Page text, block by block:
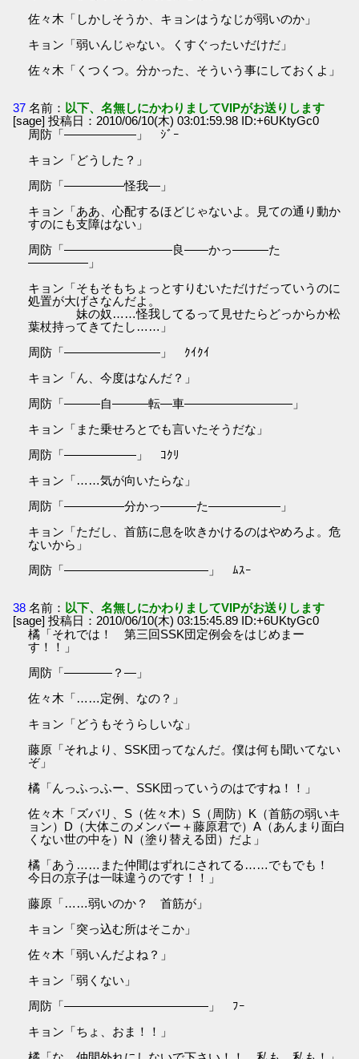
佐々木「しかしそうか、キョンはうなじが弱いのか」
キョン「弱いんじゃない。くすぐったいだけだ」
佐々木「くつくつ。分かった、そういう事にしておくよ」
37 名前： 以下、名無しにかわりましてVIPがお送りします
[sage] 投稿日：2010/06/10(木) 03:01:59.98 ID:+6UKtyGc0
周防「――――――」 ｼﾞｰ
キョン「どうした？」
周防「―――――怪我―」
キョン「ああ、心配するほどじゃないよ。見ての通り動か
すのにも支障はない」
周防「―――――――――良――かっ―――た
―――――」
キョン「そもそもちょっとすりむいただけだっていうのに
処置が大げさなんだよ。
妹の奴……怪我してるって見せたらどっからか松
葉杖持ってきてたし……」
周防「――――――――」 ｸｲｸｲ
キョン「ん、今度はなんだ？」
周防「―――自―――転―車―――――――――」
キョン「また乗せろとでも言いたそうだな」
周防「――――――」 ｺｸﾘ
キョン「……気が向いたらな」
周防「―――――分かっ―――た――――――」
キョン「ただし、首筋に息を吹きかけるのはやめろよ。危
ないから」
周防「――――――――――――」 ﾑｽｰ
38 名前： 以下、名無しにかわりましてVIPがお送りします
[sage] 投稿日：2010/06/10(木) 03:15:45.89 ID:+6UKtyGc0
橘「それでは！ 第三回SSK団定例会をはじめまー
す！！」
周防「――――？―」
佐々木「……定例、なの？」
キョン「どうもそうらしいな」
藤原「それより、SSK団ってなんだ。僕は何も聞いてない
ぞ」
橘「んっふっふー、SSK団っていうのはですね！！」
佐々木「ズバリ、S（佐々木）S（周防）K（首筋の弱いキ
ョン）D（大体このメンバー＋藤原君で）A（あんまり面白
くない世の中を）N（塗り替える団）だよ」
橘「あう……また仲間はずれにされてる……でもでも！
今日の京子は一味違うのです！！」
藤原「……弱いのか？ 首筋が」
キョン「突っ込む所はそこか」
佐々木「弱いんだよね？」
キョン「弱くない」
周防「――――――――――――」 ﾌｰ
キョン「ちょ、おま！！」